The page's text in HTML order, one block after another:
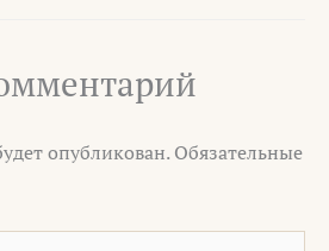
опубликован. Обязательные